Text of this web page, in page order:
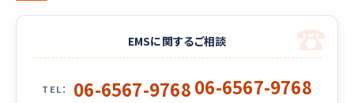
EMSに関するご相談
TEL： 06-6567-976806-6567-9768